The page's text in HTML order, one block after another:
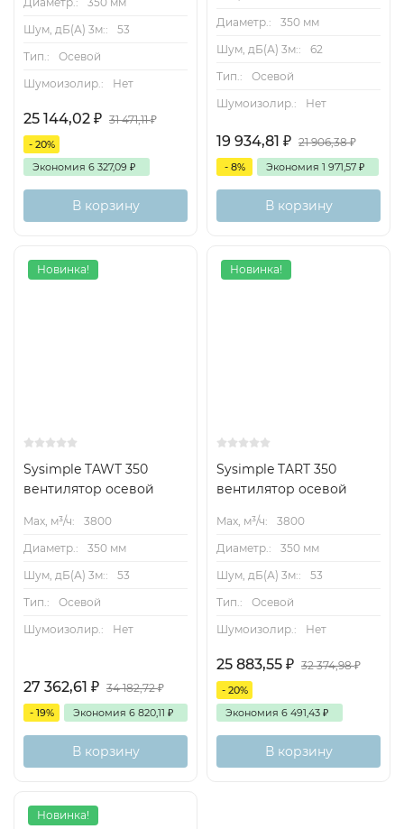
Аэродинамические характеристики
Схемы подключений
Шум, дБ(А) 3м::
53
Тип.:
Осевой
Шумоизолир.:
Нет
25 144,02 ₽ 31 471,11₽
- 20%
Экономия 6 327,09 ₽
В корзину
Диаметр.:
350 мм
Шум, дБ(А) 3м::
62
Тип.:
Осевой
Шумоизолир.:
Нет
19 934,81 ₽ 21 906,38₽
- 8% Экономия 1 971,57 ₽
В корзину
Новинка!
Sysimple TAWT 350
вентилятор осевой
Max, м³/ч:
3800
Диаметр.:
350 мм
Шум, дБ(А) 3м::
53
Тип.:
Осевой
Шумоизолир.:
Нет
27 362,61 ₽ 34 182,72₽
- 19% Экономия 6 820,11 ₽
В корзину
Новинка!
Sysimple TART 350
вентилятор осевой
Max, м³/ч:
3800
Диаметр.:
350 мм
Шум, дБ(А) 3м::
53
Тип.:
Осевой
Шумоизолир.:
Нет
25 883,55 ₽ 32 374,98₽
- 20%
Экономия 6 491,43 ₽
В корзину
Новинка!